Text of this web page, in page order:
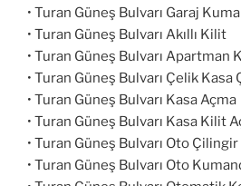
• Turan Güneş Bulvarı Garaj
• Turan Güneş Bulvarı Akıllı Kilit
• Turan Güneş Bulvarı Apartman
• Turan Güneş Bulvarı Çelik Kasa
• Turan Güneş Bulvarı Kasa Açma
• Turan Güneş Bulvarı Kasa Kilit
• Turan Güneş Bulvarı Oto Çilingir
• Turan Güneş Bulvarı Oto